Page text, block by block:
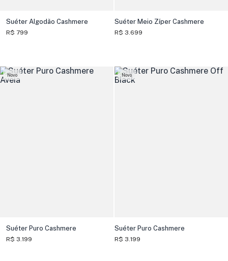
Suéter Algodão Cashmere
R$ 799
Suéter Meio Zíper Cashmere
R$ 3.699
Novo
Suéter Puro Cashmere
R$ 3.199
Novo
Suéter Puro Cashmere
R$ 3.199